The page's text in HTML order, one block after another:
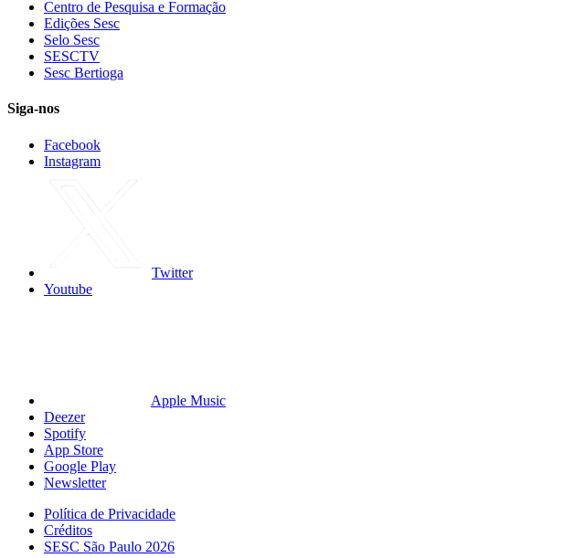
Centro de Pesquisa e Formação
Edições Sesc
Selo Sesc
SESCTV
Sesc Bertioga
Siga-nos
Facebook
Instagram
Twitter
Youtube
Apple Music
Deezer
Spotify
App Store
Google Play
Newsletter
Política de Privacidade
Créditos
SESC São Paulo 2026